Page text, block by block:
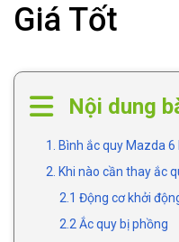
Giá Tốt
Nội dung
1. Bình ắc quy Mazda 6
2. Khi nào cần thay ắc
2.1 Động cơ khởi
2.2 Ắc quy bị phồng